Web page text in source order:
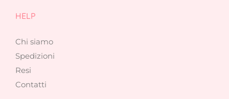
HELP
Chi siamo
Spedizioni
Resi
Contatti